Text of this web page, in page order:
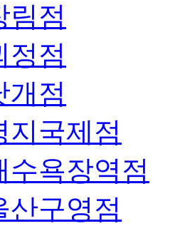
림점
정점
개점
지국제점
수욕장역점
산구영점